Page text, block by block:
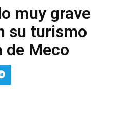
muy grave
su turismo
de Meco